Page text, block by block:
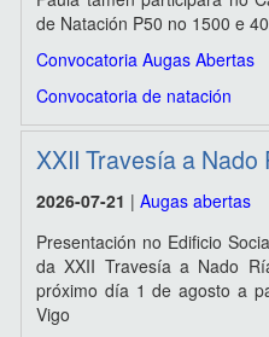
de Natación P50 no 1500 e
Convocatoria Augas Abertas
Convocatoria de natación
XXII Travesía a Nado
2026-07-21 | Augas abertas
Presentación no Edificio
da XXII Travesía a Nado
próximo día 1 de agosto a
Vigo